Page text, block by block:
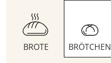
BROTE BRÖTCHEN